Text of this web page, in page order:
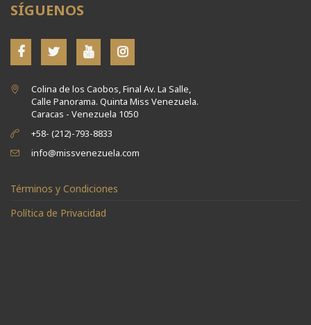
SÍGUENOS
Colina de los Caobos, Final Av. La Salle,
Calle Panorama. Quinta Miss Venezuela.
Caracas - Venezuela 1050
+58- (212)-793-8833
info@missvenezuela.com
Términos y Condiciones
Política de Privacidad